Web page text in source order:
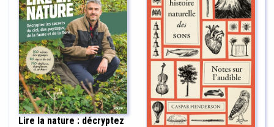
Lire la nature : décryptez